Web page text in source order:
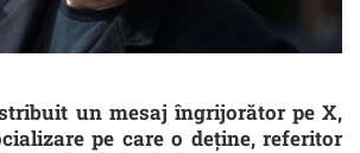
un mesaj îngrijorător pe X,
pe care o deține, referitor